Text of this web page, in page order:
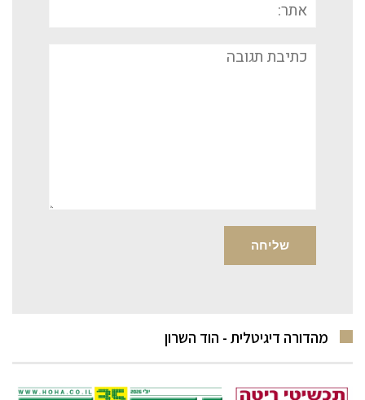
תגובה
מהדורה דיגיטלית - הוד השרון